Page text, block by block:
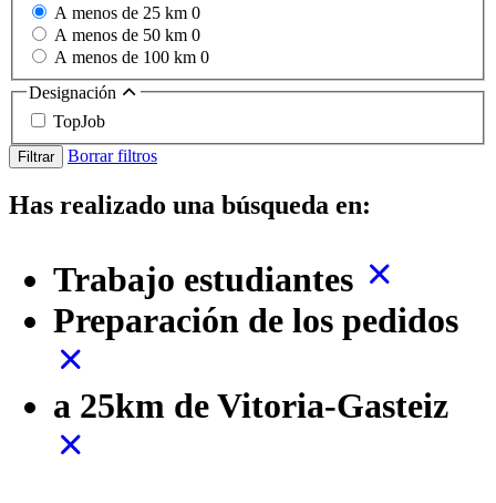
A menos de 25 km 0
A menos de 50 km 0
A menos de 100 km 0
Designación
TopJob
Filtrar Borrar filtros
Has realizado una búsqueda en:
Trabajo estudiantes
Preparación de los pedidos
a 25km de Vitoria-Gasteiz